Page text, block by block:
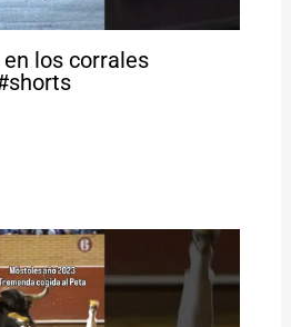
los corrales